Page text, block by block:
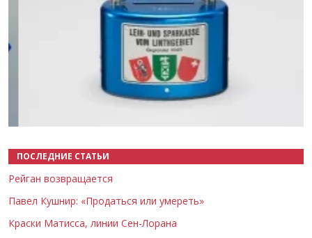
ПОСЛЕДНИЕ СТАТЬИ
Рейган возвращается
Павел Кушнир: «Продаться или умереть»
Краски Матисса, линии Сен-Лорана